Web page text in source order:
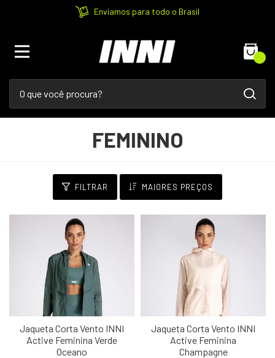
Enviamos para todo o Brasil
FEMININO
FILTRAR MAIORES PREÇOS
Jaqueta Corta Vento INNI
Active Feminina Verde
Oceano
Jaqueta Corta Vento INNI
Active Feminina
Champagne